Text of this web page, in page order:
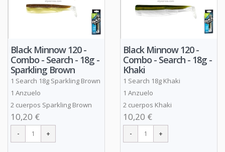
Black Minnow 120 -
Combo - Search - 18g -
Sparkling Brown
1 Search 18g Sparkling Brown
1 Anzuelo
2 cuerpos Sparkling Brown
10,20 €
Black Minnow 120 -
Combo - Search - 18g -
Khaki
1 Search 18g Khaki
1 Anzuelo
2 cuerpos Khaki
10,20 €